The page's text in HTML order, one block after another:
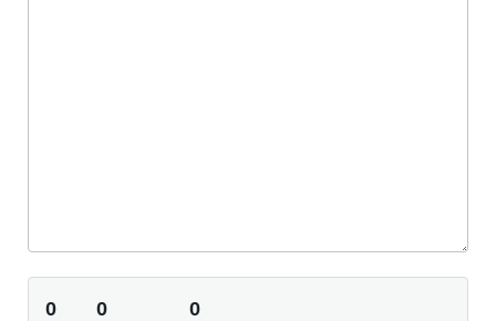
0 0 0